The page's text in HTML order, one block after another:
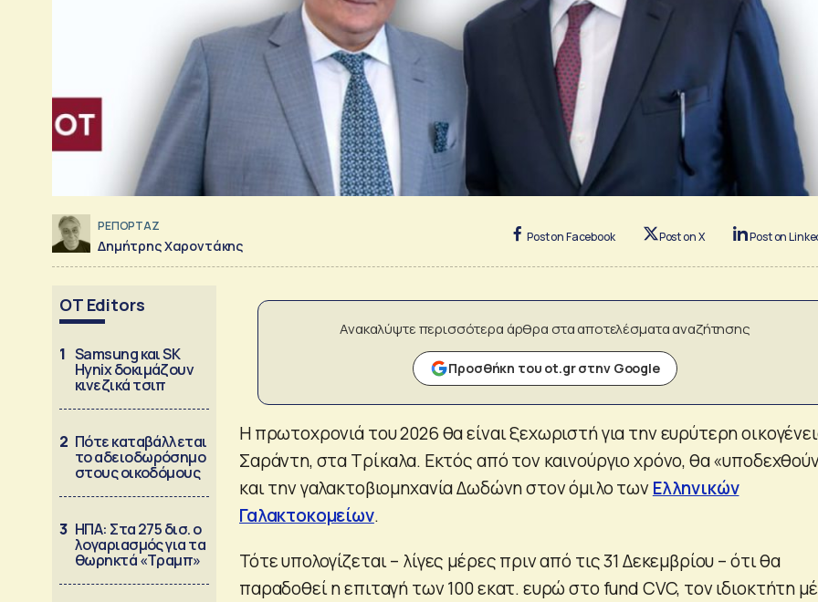
ΡΕΠΟΡΤΑΖ
Δημήτρης Χαροντάκης
Post on Facebook Post on X Post on
OT Editors
1 Samsung και SK
Hynix δοκιμάζουν
κινεζικά τσιπ
2 Πότε καταβάλλεται
το αδειοδωρόσημο
στους οικοδόμους
3 ΗΠΑ: Στα 275 δισ. ο
λογαριασμός για τα
θωρηκτά «Τραμπ»
Ανακαλύψτε περισσότερα άρθρα στα αποτελέσματα αναζήτησης
Προσθήκη του ot.gr στην Google
Η πρωτοχρονιά του 2026 θα είναι ξεχωριστή για την ευρύτερη
Σαράντη, στα Τρίκαλα. Εκτός από τον καινούργιο χρόνο, θα
και την γαλακτοβιομηχανία Δωδώνη στον όμιλο των Ελληνικών
Γαλακτοκομείων.
Τότε υπολογίζεται – λίγες μέρες πριν από τις 31 Δεκεμβρίου – ότι θα
παραδοθεί η επιταγή των 100 εκατ. ευρώ στο fund CVC, τον ιδιοκτήτη